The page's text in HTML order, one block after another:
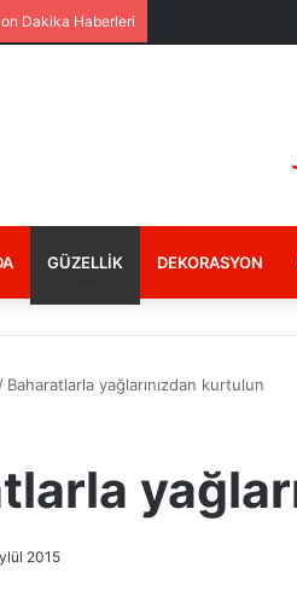
Dakika Haberleri
GÜZELLIK DEKORASYON
/ Baharatlarla yağlarınızdan kurtulun
2015